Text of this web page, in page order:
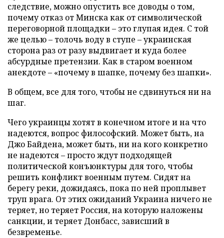
следствие, можно опустить все доводы о том,
почему отказ от Минска как от символической
переговорной площадки – это глупая идея. С той
же целью – толочь воду в ступе – украинская
сторона раз от разу выдвигает и куда более
абсурдные претензии. Как в старом военном
анекдоте – «почему в шапке, почему без шапки».
В общем, все для того, чтобы не сдвинуться ни на
шаг.
Чего украинцы хотят в конечном итоге и на что
надеются, вопрос философский. Может быть, на
Джо Байдена, может быть, ни на кого конкретно
не надеются – просто ждут подходящей
политической конъюнктуры для того, чтобы
решить конфликт военным путем. Сидят на
берегу реки, дожидаясь, пока по ней проплывет
труп врага. От этих ожиданий Украина ничего не
теряет, но теряет Россия, на которую наложены
санкции, и теряет Донбасс, зависший в
безвременье.